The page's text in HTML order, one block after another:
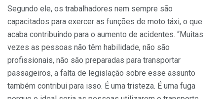
Segundo ele, os trabalhadores nem sempre são
capacitados para exercer as funções de moto táxi, o que
acaba contribuindo para o aumento de acidentes. “Muitas
vezes as pessoas não têm habilidade, não são
profissionais, não são preparadas para transportar
passageiros, a falta de legislação sobre esse assunto
também contribui para isso. É uma tristeza. É uma fuga